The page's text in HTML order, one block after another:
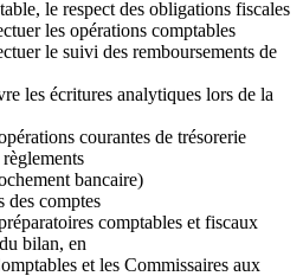
le respect des obligations fiscales
les opérations comptables
le suivi des remboursements de
les écritures analytiques lors de la
courantes de trésorerie
bancaire)
des comptes
comptables et fiscaux
bilan, en
et les Commissaires aux